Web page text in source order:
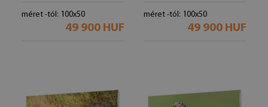
méret -tól: 100x50
49 900 HUF
méret -tól: 100x50
49 900 HUF